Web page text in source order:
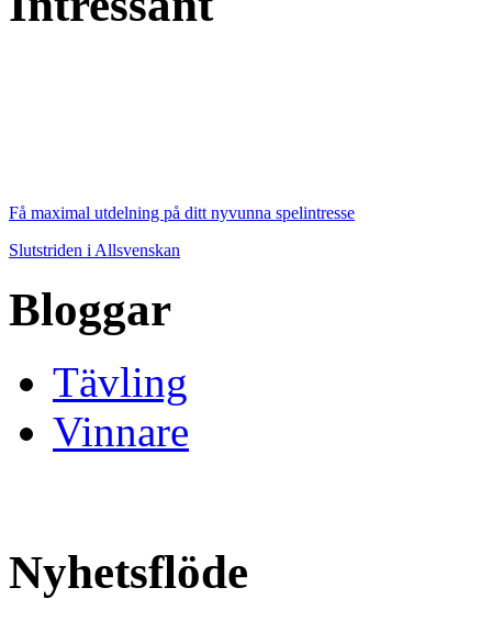
Få maximal utdelning på ditt nyvunna spelintresse
Slutstriden i Allsvenskan
Bloggar
Tävling
Vinnare
Nyhetsflöde